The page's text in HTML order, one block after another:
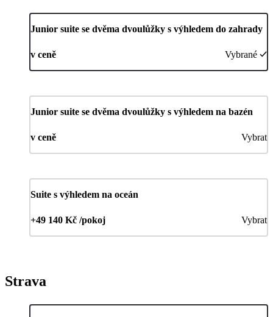
Junior suite se dvěma dvoulůžky s výhledem do zahrady
v ceně Vybrané
Junior suite se dvěma dvoulůžky s výhledem na bazén
v ceně Vybrat
Suite s výhledem na oceán
+49 140 Kč /pokoj Vybrat
Strava